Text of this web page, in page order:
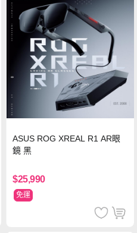
ASUS ROG XREAL R1 AR眼
鏡 黑
$25,990
免運